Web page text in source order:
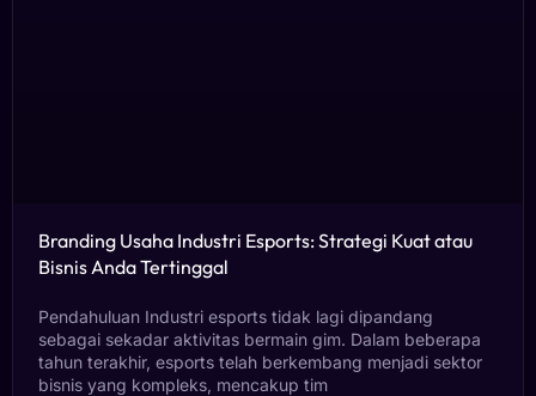
Branding Usaha Industri Esports: Strategi Kuat atau
Bisnis Anda Tertinggal
Pendahuluan Industri esports tidak lagi dipandang
sebagai sekadar aktivitas bermain gim. Dalam beberapa
tahun terakhir, esports telah berkembang menjadi sektor
bisnis yang kompleks, mencakup tim